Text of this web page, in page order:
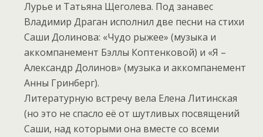
Лурье и Татьяна Щеголева. Под занавес
Владимир Драган исполнил две песни на стихи
Саши Долинова: «Чудо рыжее» (музыка и
аккомпанемент Бэллы Коптенковой) и «Я –
Александр Долинов» (музыка и аккомпанемент
Анны Гринберг).
Литературную встречу вела Елена Литинская
(но это не спасло её от шутливых посвящений
Саши, над которыми она вместе со всеми